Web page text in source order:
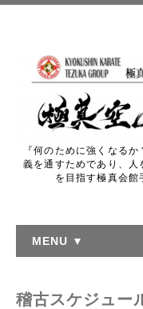
『何のために強くなる
義を通すためであり、
を目指す極真会館
MENU ▼
稽古スケジュー